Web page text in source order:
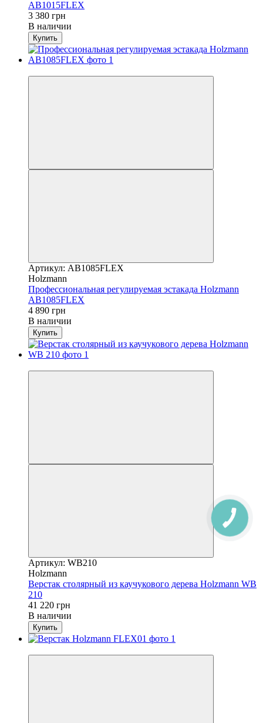
AB1015FLEX
3 380 грн
В наличии
Купить
Артикул: AB1085FLEX
Holzmann
Профессиональная регулируемая эстакада Holzmann
AB1085FLEX
4 890 грн
В наличии
Купить
Артикул: WB210
Holzmann
Верстак столярный из каучукового дерева Holzmann WB
210
41 220 грн
В наличии
Купить